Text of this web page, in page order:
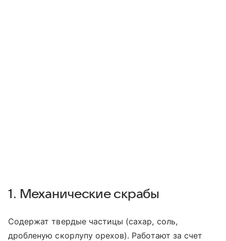
1. Механические скрабы
Содержат твердые частицы (сахар, соль,
дробленую скорлупу орехов). Работают за счет